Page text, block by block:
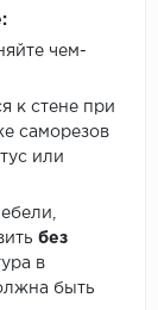
чем-
к стене при
саморезов
или
без
в
быть